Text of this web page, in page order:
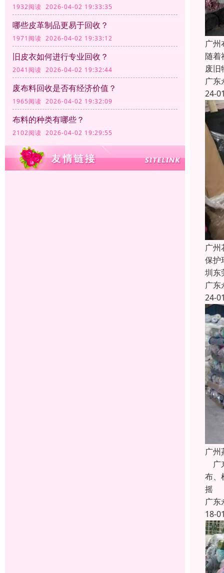
1932阅读 2026-04-02 19:33:35
哪些皮革制品更易于回收？
1971阅读 2026-04-02 19:33:12
旧皮衣如何进行专业回收？
2041阅读 2026-04-02 19:32:44
废布料回收是否有经济价值？
1965阅读 2026-04-02 19:32:09
布料的种类有哪些？
2102阅读 2026-04-02 19:29:55
广州
随着
废旧
广东
24-
广州
保护
圳东
广东
24-
广州
广
布、
摇
广东
18-